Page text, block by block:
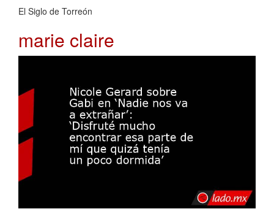
El Siglo de Torreón
marie claire